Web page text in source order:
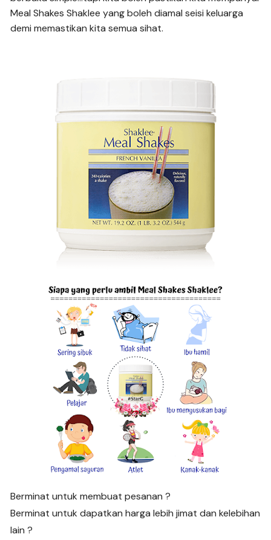
Meal Shakes Shaklee yang boleh diamal seisi keluarga
demi memastikan kita semua sihat.
Berminat untuk membuat pesanan ?
Berminat untuk dapatkan harga lebih jimat dan kelebihan
lain ?